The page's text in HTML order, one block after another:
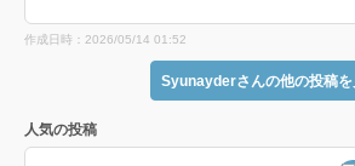
作成日時：2026/05/14 01:52
Syunayderさんの他の投稿を
人気の投稿